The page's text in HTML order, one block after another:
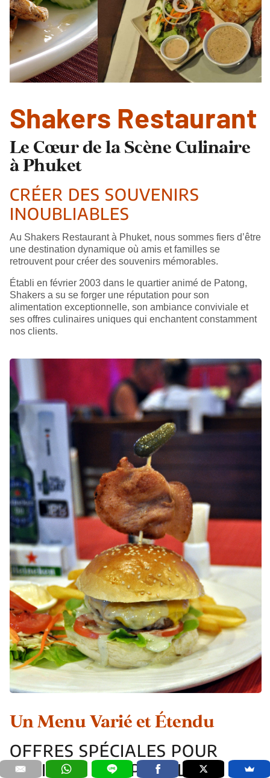
Shakers Restaurant
Le Cœur de la Scène Culinaire
à Phuket
CRÉER DES SOUVENIRS
INOUBLIABLES
Au Shakers Restaurant à Phuket, nous sommes fiers d’être
une destination dynamique où amis et familles se
retrouvent pour créer des souvenirs mémorables.
Établi en février 2003 dans le quartier animé de Patong,
Shakers a su se forger une réputation pour son
alimentation exceptionnelle, son ambiance conviviale et
ses offres culinaires uniques qui enchantent constamment
nos clients.
Un Menu Varié et Étendu
OFFRES SPÉCIALES POUR
ÉVEILLER VOS PAPILLES